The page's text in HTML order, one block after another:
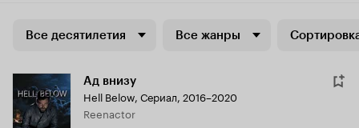
Все десятилетия Все жанры
Ад внизу
Hell Below, Сериал, 2016–2020
Reenactor